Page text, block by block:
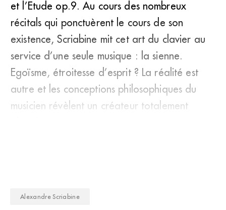
et l’Etude op.9. Au cours des nombreux
récitals qui ponctuèrent le cours de son
existence, Scriabine mit cet art du clavier au
service d’une seule musique : la sienne.
Egoïsme, étroitesse d’esprit ? La réalité est
autre et les conceptions philosophiques du
musicien révèlent un créateur totalement
Alexandre Scriabine